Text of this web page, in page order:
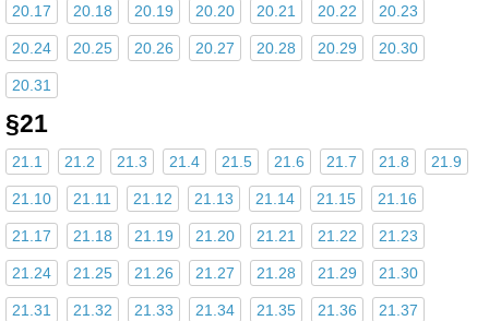
20.17 20.18 20.19 20.20 20.21 20.22 20.23
20.24 20.25 20.26 20.27 20.28 20.29 20.30
20.31
§21
21.1 21.2 21.3 21.4 21.5 21.6 21.7 21.8 21.9
21.10 21.11 21.12 21.13 21.14 21.15 21.16
21.17 21.18 21.19 21.20 21.21 21.22 21.23
21.24 21.25 21.26 21.27 21.28 21.29 21.30
21.31 21.32 21.33 21.34 21.35 21.36 21.37